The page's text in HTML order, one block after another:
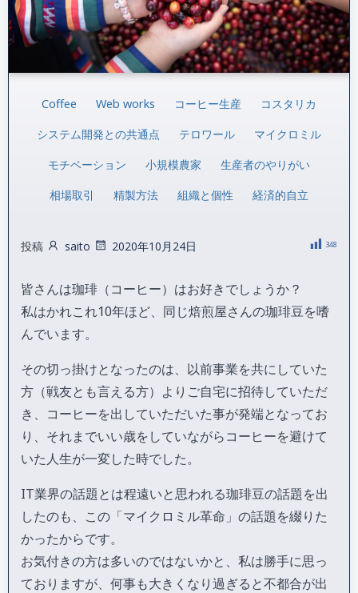
Coffee Web works コーヒー生産
コスタリカ
システム開発との共通点
テロワール
マイクロミル
モチベーション
小規模農家
生産者のやりがい
相場取引
精製方法 組織と個性 経済的自立
投稿 saito 2020年10月24日 348
皆さんは珈琲（コーヒー）はお好きでしょうか？
私はかれこれ10年ほど、同じ焙煎屋さんの珈琲豆を嗜
んでいます。
その切っ掛けとなったのは、以前事業を共にしていた
方（戦友とも言える方）よりご自宅に招待していただ
き、コーヒーを出していただいた事が発端となってお
り、それまでいい歳をしていながらコーヒーを避けて
いた人生が一変した時でした。
IT業界の話題とは程遠いと思われる珈琲豆の話題を出
したのも、この「マイクロミル革命」の話題を綴りた
かったからです。
お気付きの方は多いのではないかと、私は勝手に思っ
ておりますが、何事も大きくなり過ぎると不都合が出